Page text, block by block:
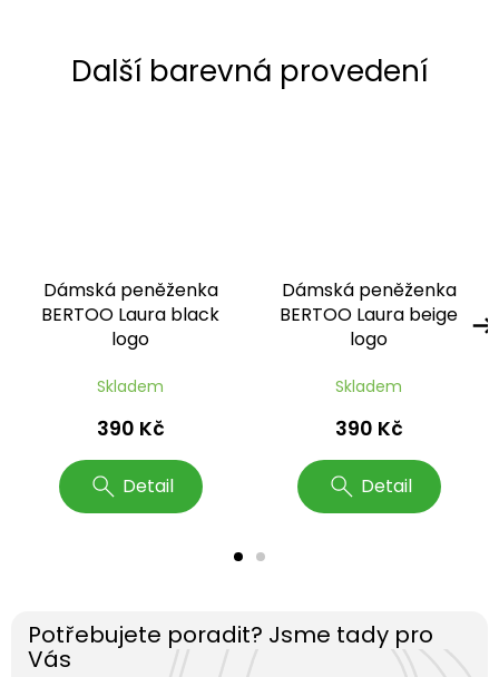
Dámská peněženka
BERTOO Laura black
logo
Skladem
390 Kč
Detail
Dámská peněženka
BERTOO Laura beige
logo
Skladem
390 Kč
Detail
Potřebujete poradit? Jsme tady pro
Vás